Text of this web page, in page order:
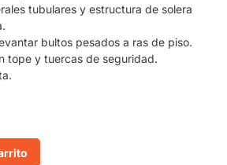
tubulares y estructura de solera
bultos pesados a ras de piso.
tope y tuercas de seguridad.